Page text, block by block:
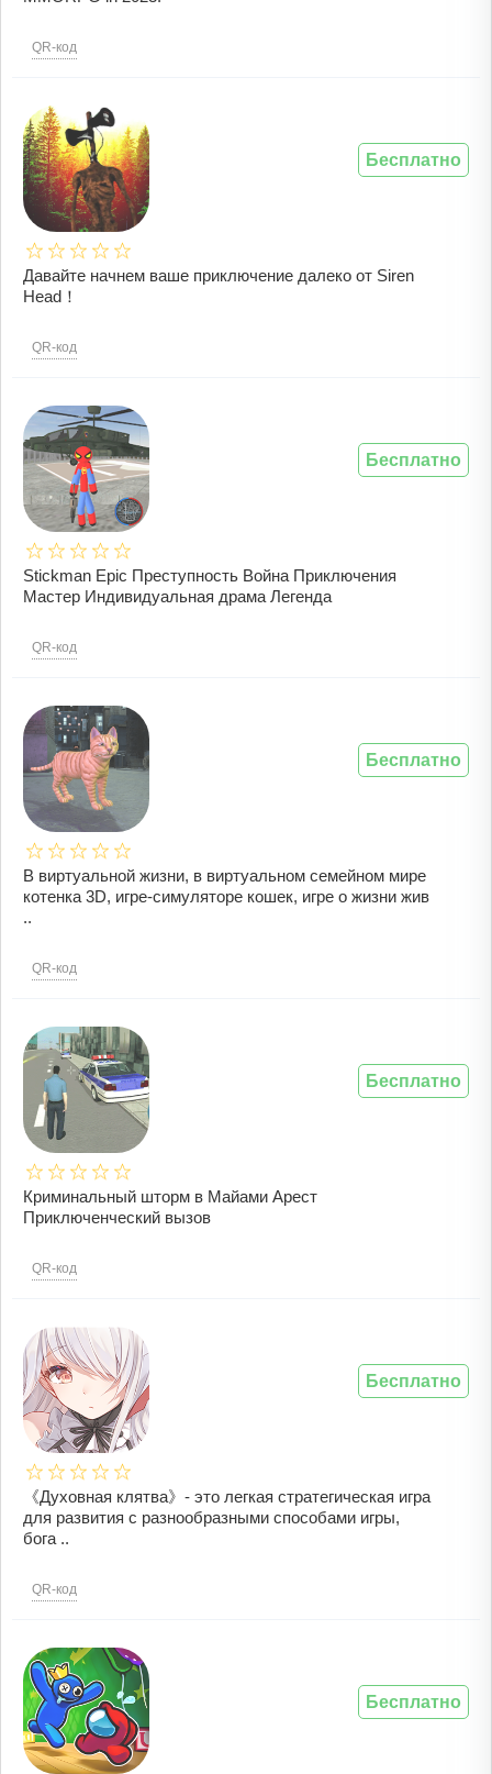
QR-код
Давайте начнем ваше приключение далеко от Siren
Head！
QR-код
Бесплатно
Stickman Epic Преступность Война Приключения
Мастер Индивидуальная драма Легенда
QR-код
Бесплатно
В виртуальной жизни, в виртуальном семейном мире
котенка 3D, игре-симуляторе кошек, игре о жизни жив
..
QR-код
Бесплатно
Криминальный шторм в Майами Арест
Приключенческий вызов
QR-код
Бесплатно
《Духовная клятва》- это легкая стратегическая игра
для развития с разнообразными способами игры,
бога ..
QR-код
Бесплатно
Бесплатно